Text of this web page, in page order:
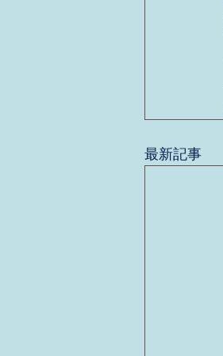
最新記事